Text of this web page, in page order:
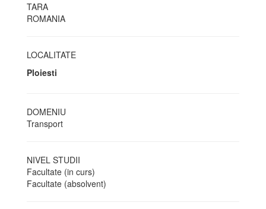
TARA
ROMANIA
LOCALITATE
Ploiesti
DOMENIU
Transport
NIVEL STUDII
Facultate (in curs)
Facultate (absolvent)